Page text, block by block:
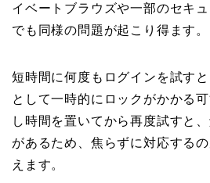
イベートブラウズや一部のセキ
でも同様の問題が起こり得ます。
短時間に何度もログインを試す
として一時的にロックがかかる
し時間を置いてから再度試すと
があるため、焦らずに対応する
えます。